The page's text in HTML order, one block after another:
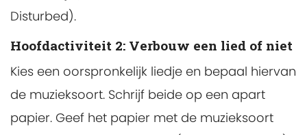
Disturbed).
Hoofdactiviteit 2: Verbouw een lied of niet
Kies een oorspronkelijk liedje en bepaal hiervan
de muzieksoort. Schrijf beide op een apart
papier. Geef het papier met de muzieksoort